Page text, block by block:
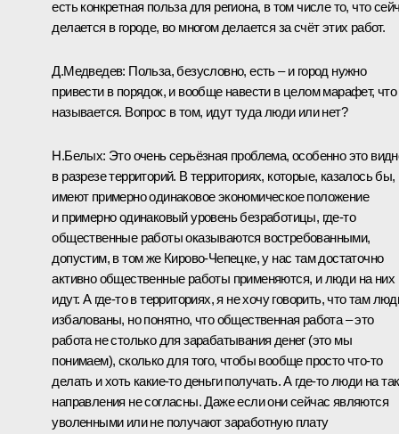
есть конкретная польза для региона, в том числе то, что
делается в городе, во многом делается за счёт этих работ.
Д.Медведев: Польза, безусловно, есть – и город нужно
привести в порядок, и вообще навести в целом марафет, что
называется. Вопрос в том, идут туда люди или нет?
Н.Белых: Это очень серьёзная проблема, особенно это
в разрезе территорий. В территориях, которые, казалось бы,
имеют примерно одинаковое экономическое положение
и примерно одинаковый уровень безработицы, где‑то
общественные работы оказываются востребованными,
допустим, в том же Кирово-Чепецке, у нас там достаточно
активно общественные работы применяются, и люди на них
идут. А где‑то в территориях, я не хочу говорить, что там
избалованы, но понятно, что общественная работа – это
работа не столько для зарабатывания денег (это мы
понимаем), сколько для того, чтобы вообще просто что‑то
делать и хоть какие‑то деньги получать. А где‑то люди на
направления не согласны. Даже если они сейчас являются
уволенными или не получают заработную плату